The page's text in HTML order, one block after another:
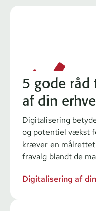
5 gode
af din
Digitalisering
og potentiel vækst
kræver en
fravalg blandt de
Digitalisering af